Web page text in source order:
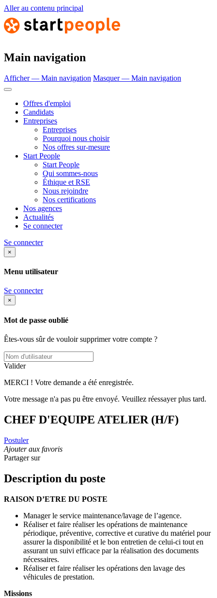
Aller au contenu principal
Main navigation
Afficher — Main navigation Masquer — Main navigation
Offres d'emploi
Candidats
Entreprises
Entreprises
Pourquoi nous choisir
Nos offres sur-mesure
Start People
Start People
Qui sommes-nous
Éthique et RSE
Nous rejoindre
Nos certifications
Nos agences
Actualités
Se connecter
Se connecter
×
Menu utilisateur
Se connecter
×
Mot de passe oublié
Êtes-vous sûr de vouloir supprimer votre compte ?
Valider
MERCI ! Votre demande a été enregistrée.
Votre message n'a pas pu être envoyé. Veuillez réessayer plus tard.
CHEF D'EQUIPE ATELIER (H/F)
Postuler
Ajouter aux favoris
Partager sur
Description du poste
RAISON D’ETRE DU POSTE
Manager le service maintenance/lavage de l’agence.
Réaliser et faire réaliser les opérations de maintenance
périodique, préventive, corrective et curative du matériel pour
assurer la disponibilité et le bon entretien de celui-ci tout en
assurant un suivi efficace par la réalisation des documents
nécessaires.
Réaliser et faire réaliser les opérations den lavage des
véhicules de prestation.
Missions